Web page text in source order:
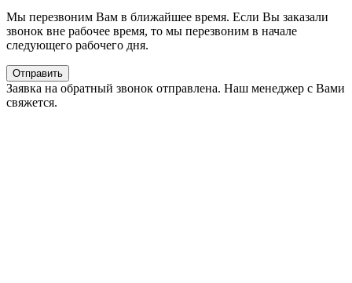
Мы перезвоним Вам в ближайшее время. Если Вы заказали
звонок вне рабочее время, то мы перезвоним в начале
следующего рабочего дня.
Отправить
Заявка на обратный звонок отправлена. Наш менеджер с Вами
свяжется.